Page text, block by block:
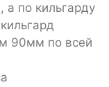
по кильгарду
90мм по всей